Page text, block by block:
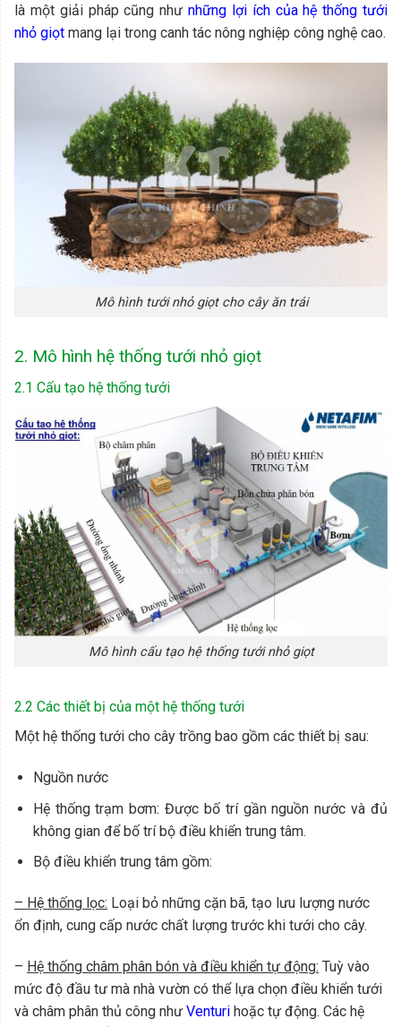
là một giải pháp cũng như những lợi ích của hệ thống tưới
nhỏ giọt mang lại trong canh tác nông nghiệp công nghệ cao.
Mô hình tưới nhỏ giọt cho cây ăn trái
2. Mô hình hệ thống tưới nhỏ giọt
2.1 Cấu tạo hệ thống tưới
Mô hình cấu tạo hệ thống tưới nhỏ giọt
2.2 Các thiết bị của một hệ thống tưới
Một hệ thống tưới cho cây trồng bao gồm các thiết bị sau:
Nguồn nước
Hệ thống trạm bơm: Được bố trí gần nguồn nước và đủ
không gian để bố trí bộ điều khiển trung tâm.
Bộ điều khiển trung tâm gồm:
– Hệ thống lọc: Loại bỏ những cặn bã, tạo lưu lượng nước
ổn định, cung cấp nước chất lượng trước khi tưới cho cây.
– Hệ thống châm phân bón và điều khiển tự động: Tuỳ vào
mức độ đầu tư mà nhà vườn có thể lựa chọn điều khiển tưới
và châm phân thủ công như Venturi hoặc tự động. Các hệ